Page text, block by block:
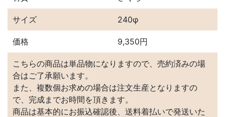
サイズ 240φ
価格 9,350円
こちらの商品は単品物になりますので、売約済みの場
合はご了承願います。
また、複数個お求めの場合は注文生産となりますの
で、完成までお時間を頂きます。
商品は基本的にお振込確認後、送料着払いで発送いた